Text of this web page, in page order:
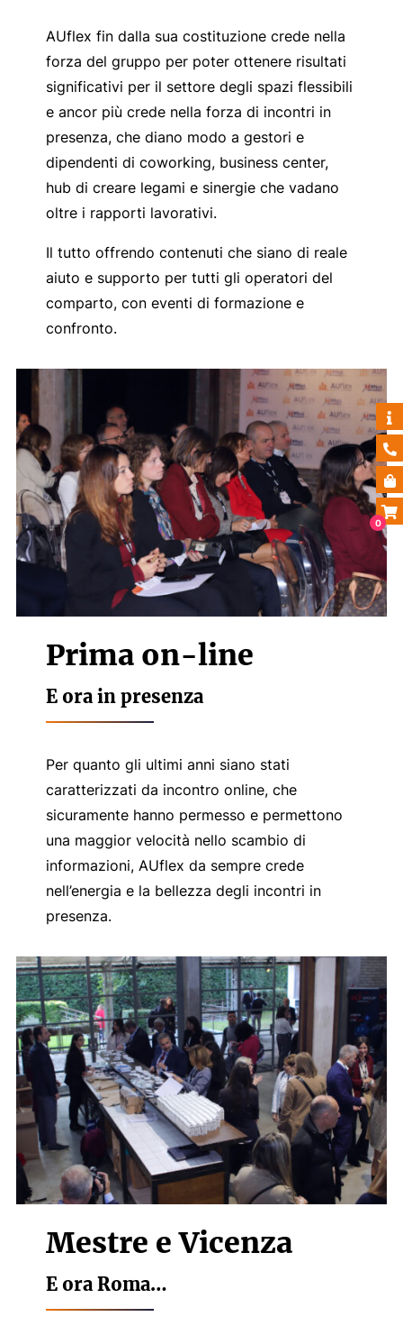
0
AUflex fin dalla sua costituzione crede nella
forza del gruppo per poter ottenere risultati
significativi per il settore degli spazi flessibili
e ancor più crede nella forza di incontri in
presenza, che diano modo a gestori e
dipendenti di coworking, business center,
hub di creare legami e sinergie che vadano
oltre i rapporti lavorativi.
Il tutto offrendo contenuti che siano di reale
aiuto e supporto per tutti gli operatori del
comparto, con eventi di formazione e
confronto.
Prima on-line
E ora in presenza
Per quanto gli ultimi anni siano stati
caratterizzati da incontro online, che
sicuramente hanno permesso e permettono
una maggior velocità nello scambio di
informazioni, AUflex da sempre crede
nell’energia e la bellezza degli incontri in
presenza.
Mestre e Vicenza
E ora Roma…